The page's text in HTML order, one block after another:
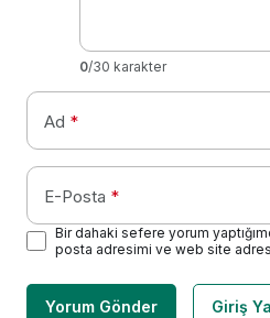
0/30 karakter
Ad *
E-Posta *
Bir dahaki sefere yorum
posta adresimi ve web site
Yorum Gönder Giriş